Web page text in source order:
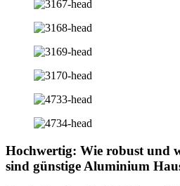
Hochwertig: Wie robust und
sind günstige Aluminium